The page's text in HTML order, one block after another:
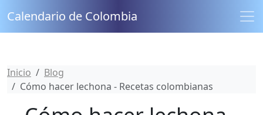
Calendario de Colombia
Inicio
Blog
Cómo hacer lechona - Recetas colombianas